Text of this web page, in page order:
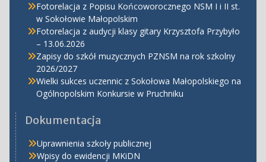
Fotorelacja z Popisu Końcoworocznego NSM I i II st.
w Sokołowie Małopolskim
Fotorelacja z audycji klasy gitary Krzysztofa Przybyło
– 13.06.2026
Zapisy do szkół muzycznych PZNSM na rok szkolny
2026/2027
Wielki sukces uczennic z Sokołowa Małopolskiego na
Ogólnopolskim Konkursie w Pruchniku
Dokumentacja
Uprawnienia szkoły publicznej
Wpisy do ewidencji MKiDN